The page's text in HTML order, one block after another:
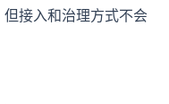
接入和治理方式不会